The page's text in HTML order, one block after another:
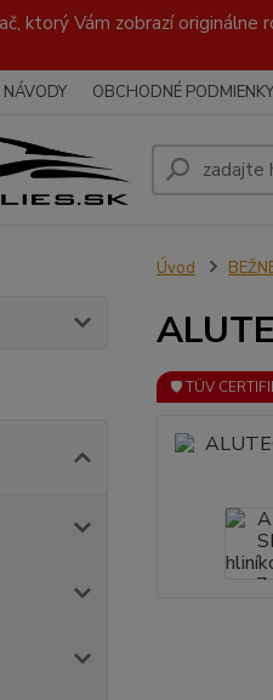
ktorý Vám zobrazí
OBCHODNÉ PODMIENKY
Úvod
🛡️ TÜV